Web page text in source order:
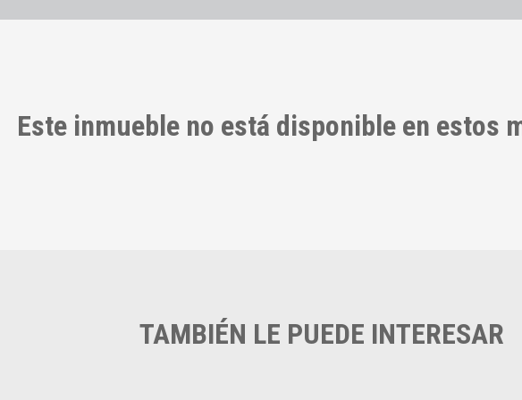
Este inmueble no está disponible en estos
TAMBIÉN LE PUEDE INTERESAR